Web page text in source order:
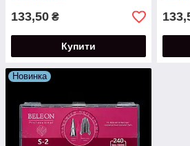
133,50 ₴
Купити
Новинка